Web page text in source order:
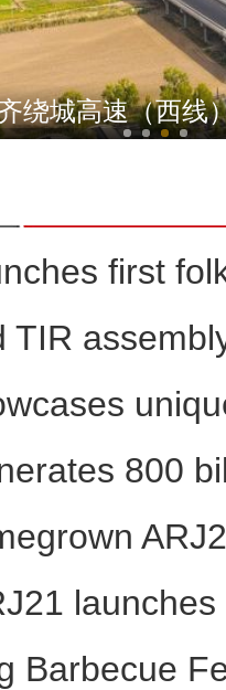
迎百年华诞 多
体 中华一家亲】
绕城高速（西线
first
TIR
800
Barbecue